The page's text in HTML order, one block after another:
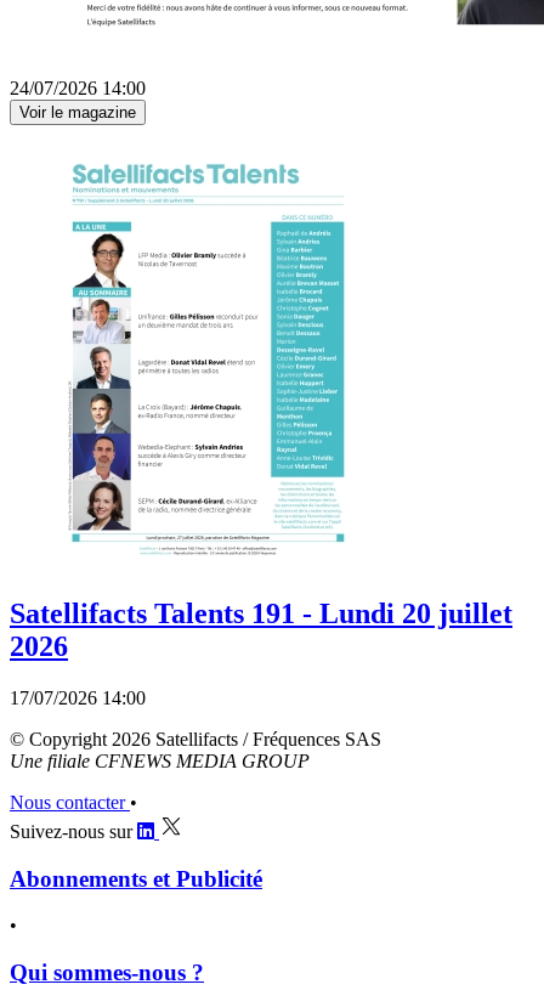
24/07/2026 14:00
Voir le magazine
Satellifacts Talents 191 - Lundi 20 juillet
2026
17/07/2026 14:00
© Copyright 2026 Satellifacts / Fréquences SAS
Une filiale CFNEWS MEDIA GROUP
Nous contacter •
Suivez-nous sur
Abonnements et Publicité
•
Qui sommes-nous ?